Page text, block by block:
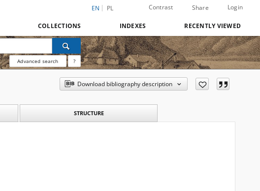
EN PL Contrast Share Login
COLLECTIONS INDEXES RECENTLY VIEWED
Advanced search ?
Download bibliography description
STRUCTURE